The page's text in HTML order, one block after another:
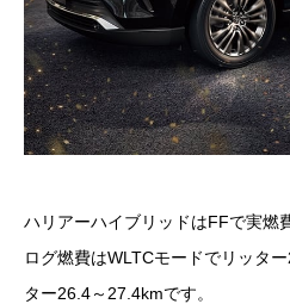
ハリアーハイブリッドはFFで実燃
ログ燃費はWLTCモードでリッタ
ター26.4～27.4kmです。